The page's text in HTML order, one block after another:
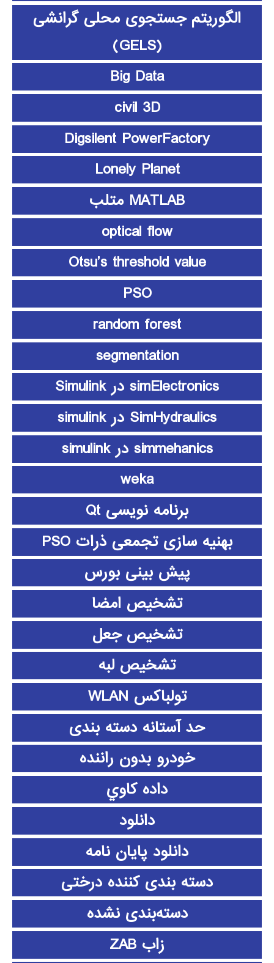
الگوریتم جستجوی محلی گرانشی
(GELS)
Big Data
civil 3D
Digsilent PowerFactory
Lonely Planet
MATLAB متلب
optical flow
Otsu’s threshold value
PSO
random forest
segmentation
simElectronics در Simulink
SimHydraulics در simulink
simmehanics در simulink
weka
برنامه نویسی Qt
بهنیه سازی تجمعی ذرات PSO
پیش بینی بورس
تشخیص امضا
تشخیص جعل
تشخیص لبه
تولباکس WLAN
حد آستانه دسته بندی
خودرو بدون راننده
داده كاوي
دانلود
دانلود پايان نامه
دسته بندی کننده درختی
دسته‌بندی نشده
زاب ZAB